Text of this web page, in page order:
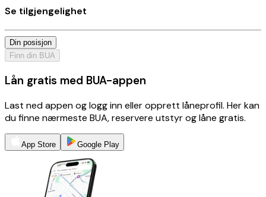
Se tilgjengelighet
Din posisjon
Finn din BUA
Lån gratis med BUA-appen
Last ned appen og logg inn eller opprett låneprofil. Her kan
du finne nærmeste BUA, reservere utstyr og låne gratis.
App Store Google Play